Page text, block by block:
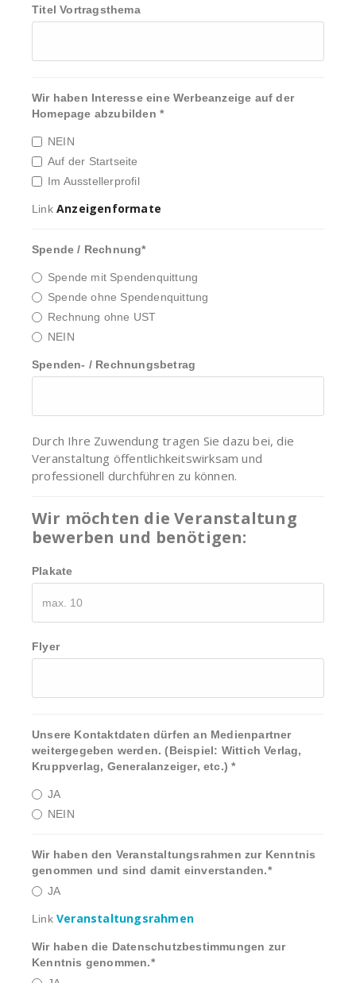
Titel Vortragsthema
Wir haben Interesse eine Werbeanzeige auf der
Homepage abzubilden *
NEIN
Auf der Startseite
Im Ausstellerprofil
Link Anzeigenformate
Spende / Rechnung*
Spende mit Spendenquittung
Spende ohne Spendenquittung
Rechnung ohne UST
NEIN
Spenden- / Rechnungsbetrag
Durch Ihre Zuwendung tragen Sie dazu bei, die
Veranstaltung öffentlichkeitswirksam und
professionell durchführen zu können.
Wir möchten die Veranstaltung
bewerben und benötigen:
Plakate
Flyer
Unsere Kontaktdaten dürfen an Medienpartner
weitergegeben werden. (Beispiel: Wittich Verlag,
Kruppverlag, Generalanzeiger, etc.)*
JA
NEIN
Wir haben den Veranstaltungsrahmen zur Kenntnis
genommen und sind damit einverstanden.*
JA
Link Veranstaltungsrahmen
Wir haben die Datenschutzbestimmungen zur
Kenntnis genommen.*